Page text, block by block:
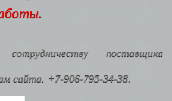
поставщика
сайта. +7-906-795-34-38.